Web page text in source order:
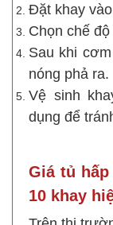
Đặt khay
Chọn chế
Sau khi
nóng phả ra.
Vệ sinh
dụng để
Giá tủ
10 khay